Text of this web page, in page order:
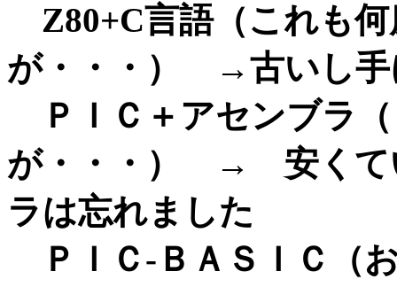
Z80+C言語（これも
が・・・） →古いし手
ＰＩＣ＋アセンブラ
が・・・） → 安くて
ラは忘れました
ＰＩＣ-ＢＡＳＩＣ（